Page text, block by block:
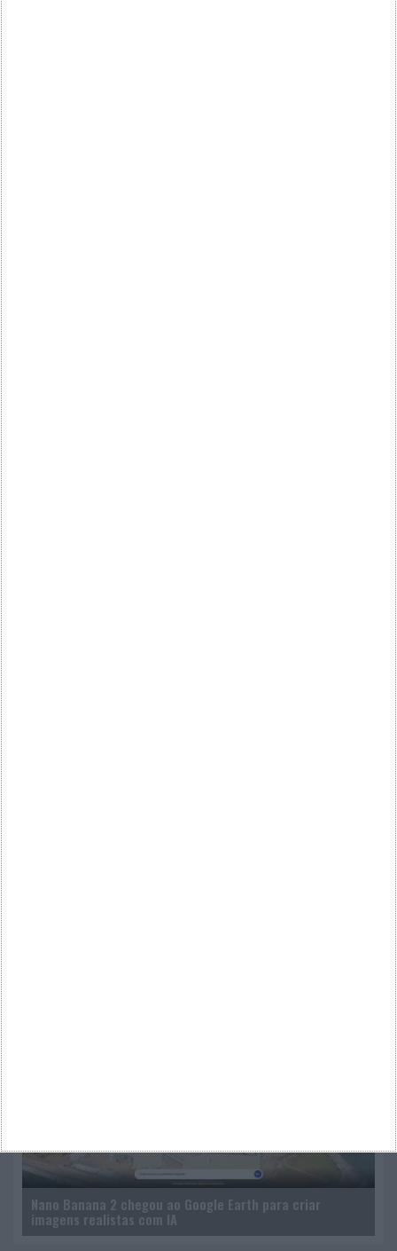
Nano Banana 2 chegou ao Google Earth para criar
imagens realistas com IA